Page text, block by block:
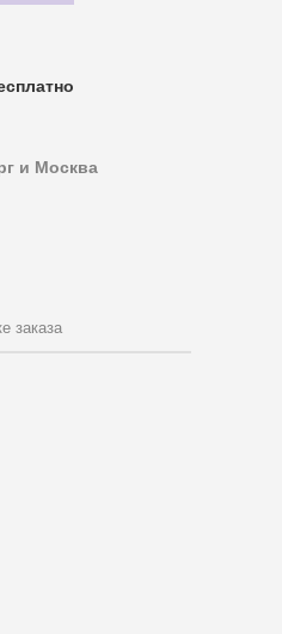
и Москва
заказа